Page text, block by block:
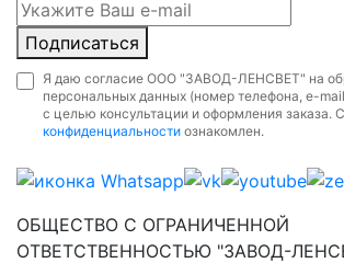
Подписаться
Я даю согласие ООО "ЗАВОД-ЛЕНСВЕТ" на
персональных данных (номер телефона, e-
с целью консультации и оформления заказа. С
конфиденциальности ознакомлен.
ОБЩЕСТВО С ОГРАНИЧЕННОЙ
ОТВЕТСТВЕННОСТЬЮ "ЗАВОД-